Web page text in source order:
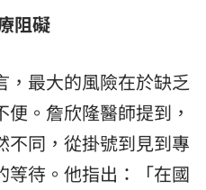
阻礙
，最大的風險在於缺乏
。詹欣隆醫師提到，
不同，從掛號到見到專
等待。他指出：「在國